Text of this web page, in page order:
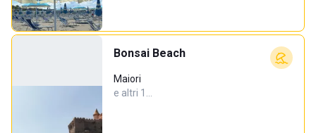
Bonsai Beach
Maiori
e altri 1…